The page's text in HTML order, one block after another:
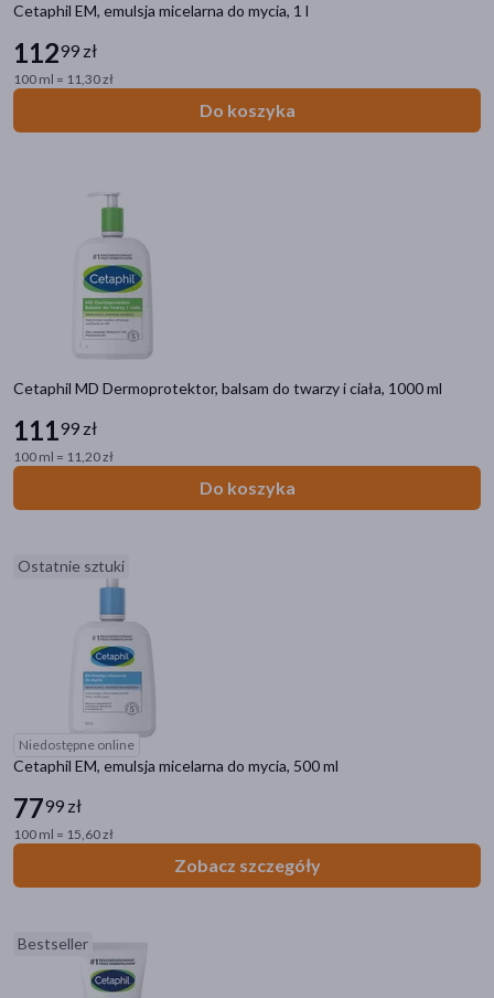
Cetaphil EM, emulsja micelarna do mycia, 1 l
11299 zł
100 ml = 11,30 zł
Do koszyka
Cetaphil MD Dermoprotektor, balsam do twarzy i ciała, 1000 ml
11199 zł
100 ml = 11,20 zł
Do koszyka
Ostatnie sztuki
Niedostępne online
Cetaphil EM, emulsja micelarna do mycia, 500 ml
7799 zł
100 ml = 15,60 zł
Zobacz szczegóły
Bestseller